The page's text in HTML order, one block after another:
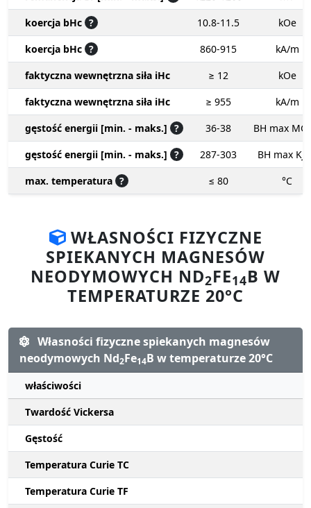
koercja bHc ? 10.8-11.5
kOe
koercja bHc ? 860-915
kA/m
faktyczna wewnętrzna siła iHc
≥ 12
kOe
faktyczna wewnętrzna siła iHc
≥ 955
kA/m
gęstość energii [min. - maks.] ? 36-38
BH max
gęstość energii [min. - maks.] ? 287-303
BH max
max. temperatura ? ≤ 80 °C
WŁASNOŚCI FIZYCZNE
SPIEKANYCH MAGNESÓW
NEODYMOWYCH ND2FE14B W
TEMPERATURZE 20°C
Własności fizyczne spiekanych magnesów
neodymowych Nd2Fe14B w temperaturze 20°C
właściwości
Twardość Vickersa
Gęstość
Temperatura Curie TC
Temperatura Curie TF